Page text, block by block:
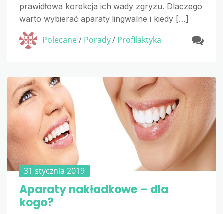
prawidłowa korekcja ich wady zgryzu. Dlaczego
warto wybierać aparaty lingwalne i kiedy […]
Polecane/ Porady/ Profilaktyka
31 stycznia 2019
Aparaty nakładkowe – dla
kogo?